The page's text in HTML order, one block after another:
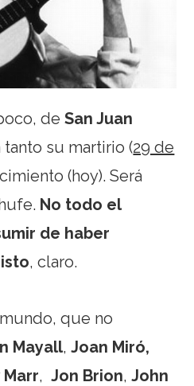
deSan Juan
su martirio (29 de
(hoy). Será
No todo el
de haber
, claro.
que no
Mayall,Joan Miró,
Marr,Jon Brion,John